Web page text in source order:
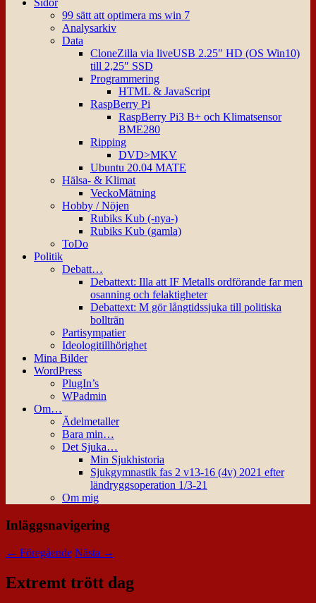
Sidor
99 sätt att optimera ms win 7
Analysarkiv
Data
CloneZilla via liveUSB 2.25″ HD (OS Win10)
till 2,25″ SSD
Programmering
HTML & JavaScript
RaspBerry Pi
RaspBerry Pi3 B+ och Klimatsensor
BME280
Ripping
DVD>MKV
Ubuntu 20.04 MATE
Hälsa- & Klimat
VeckoMätning
Hobby / Nöjen
Rubiks Kub (-nya-)
Rubiks Kub (gamla)
ToDo
Politik
Debatt…
Debattext: Illa att IF Metalls ordförande far men
osanning och felaktigheter
Debattext: M gör långtidssjuka till politiska
bollträn
Partisympatier
Ideologitillhörighet
Mina Bilder
WordPress
PlugIn’s
WPadmin
Om…
Ädelmetaller
Bara min…
Det Sjuka…
Min Sjukhistoria
Sjukgymnastik fas 2 v13-16 (4v) 2021 efter
ländryggsoperation 1/3-21
Om mig
Inläggsnavigering
← Föregående Nästa →
Extremt trött dag